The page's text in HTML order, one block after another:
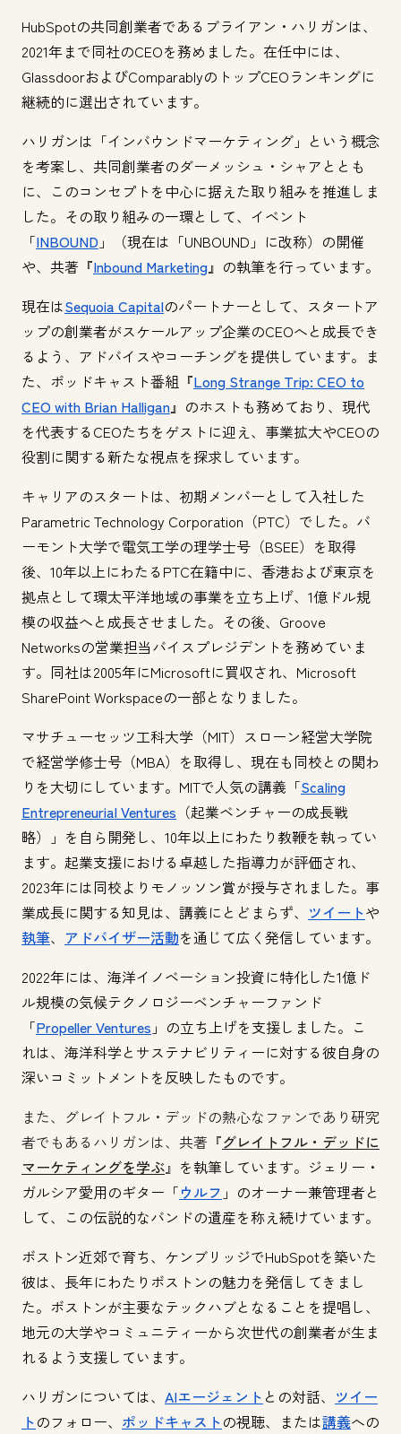
HubSpotの共同創業者であるブライアン・ハリガンは、
2021年まで同社のCEOを務めました。在任中には、
GlassdoorおよびComparablyのトップCEOランキングに
継続的に選出されています。
ハリガンは「インバウンドマーケティング」という概念
を考案し、共同創業者のダーメッシュ・シャアととも
に、このコンセプトを中心に据えた取り組みを推進しま
した。その取り組みの一環として、イベント
「INBOUND 」（現在は「UNBOUND」に改称）の開催
や、共著『Inbound Marketing』の執筆を行っています。
現在はSequoia Capitalのパートナーとして、スタートア
ップの創業者がスケールアップ企業のCEOへと成長でき
るよう、アドバイスやコーチングを提供しています。ま
た、ポッドキャスト番組『Long Strange Trip: CEO to
CEO with Brian Halligan』のホストも務めており、現代
を代表するCEOたちをゲストに迎え、事業拡大やCEOの
役割に関する新たな視点を探求しています。
キャリアのスタートは、初期メンバーとして入社した
Parametric Technology Corporation（PTC）でした。バ
ーモント大学で電気工学の理学士号（BSEE）を取得
後、10年以上にわたるPTC在籍中に、香港および東京を
拠点として環太平洋地域の事業を立ち上げ、1億ドル規
模の収益へと成長させました。その後、Groove
Networksの営業担当バイスプレジデントを務めていま
す。同社は2005年にMicrosoftに買収され、Microsoft
SharePoint Workspaceの一部となりました。
マサチューセッツ工科大学（MIT）スローン経営大学院
で経営学修士号（MBA）を取得し、現在も同校との関わ
りを大切にしています。MITで人気の講義「Scaling
Entrepreneurial Ventures （起業ベンチャーの成長戦
略）」を自ら開発し、10年以上にわたり教鞭を執ってい
ます。起業支援における卓越した指導力が評価され、
2023年には同校よりモノッソン賞が授与されました。事
業成長に関する知見は、講義にとどまらず、 ツイートや
執筆、 アドバイザー活動を通じて広く発信しています。
2022年には、海洋イノベーション投資に特化した1億ド
ル規模の気候テクノロジーベンチャーファンド
「Propeller Ventures 」の立ち上げを支援しました。こ
れは、海洋科学とサステナビリティーに対する彼自身の
深いコミットメントを反映したものです。
また、グレイトフル・デッドの熱心なファンであり研究
者でもあるハリガンは、共著『グレイトフル・デッドに
マーケティングを学ぶ』 を執筆しています。ジェリー・
ガルシア愛用のギター「ウルフ 」のオーナー兼管理者と
して、この伝説的なバンドの遺産を称え続けています。
ボストン近郊で育ち、ケンブリッジでHubSpotを築いた
彼は、長年にわたりボストンの魅力を発信してきまし
た。ボストンが主要なテックハブとなることを提唱し、
地元の大学やコミュニティーから次世代の創業者が生ま
れるよう支援しています。
ハリガンについては、 AIエージェント との対話、 ツイー
トのフォロー、 ポッドキャストの視聴、または講義への